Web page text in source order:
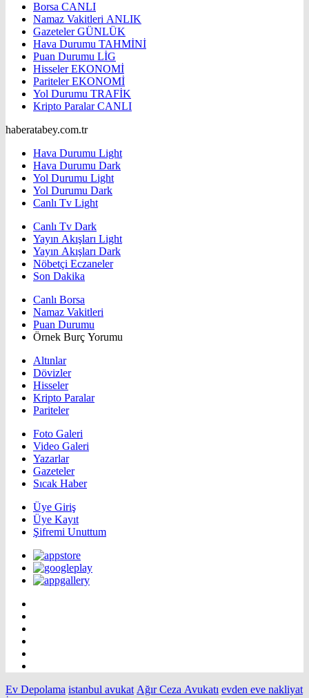
Borsa CANLI
Namaz Vakitleri ANLIK
GazetelerGÜNLÜK
Hava Durumu TAHMİNİ
Puan Durumu LİG
HisselerEKONOMİ
ParitelerEKONOMİ
Yol Durumu TRAFİK
Kripto ParalarCANLI
haberatabey.com.tr
Hava Durumu Light
Hava Durumu Dark
Yol Durumu Light
Yol Durumu Dark
Canlı Tv Light
Canlı Tv Dark
Yayın Akışları Light
Yayın Akışları Dark
Nöbetçi Eczaneler
Son Dakika
Canlı Borsa
Namaz Vakitleri
Puan Durumu
Örnek Burç Yorumu
Altınlar
Dövizler
Hisseler
Kripto Paralar
Pariteler
Foto Galeri
Video Galeri
Yazarlar
Gazeteler
Sıcak Haber
Üye Giriş
Üye Kayıt
Şifremi Unuttum
Ev Depolama istanbul avukat Ağır Ceza Avukatı evden eve nakliyat